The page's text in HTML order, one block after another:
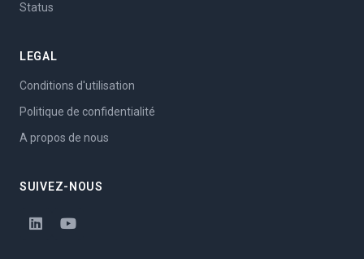
Status
LEGAL
Conditions d'utilisation
Politique de confidentialité
A propos de nous
SUIVEZ-NOUS